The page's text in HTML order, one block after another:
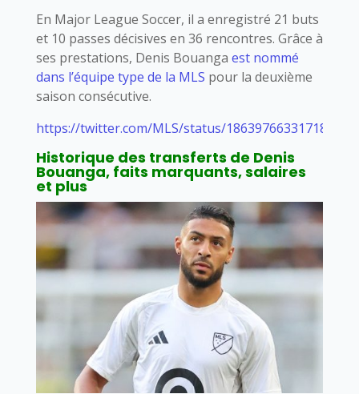
En Major League Soccer, il a enregistré 21 buts
et 10 passes décisives en 36 rencontres. Grâce à
ses prestations, Denis Bouanga est nommé
dans l’équipe type de la MLS pour la deuxième
saison consécutive.
https://twitter.com/MLS/status/
Historique des transferts de Denis
Bouanga, faits marquants, salaires
et plus